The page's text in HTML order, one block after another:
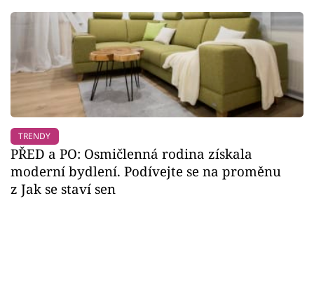
TRENDY
PŘED a PO: Osmičlenná rodina získala
moderní bydlení. Podívejte se na proměnu
z Jak se staví sen